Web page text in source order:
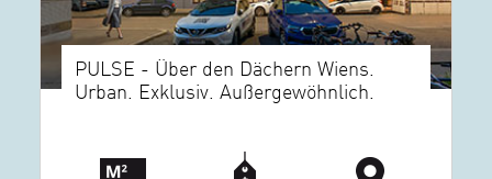
PULSE - Über den Dächern Wiens.
Urban. Exklusiv. Außergewöhnlich.